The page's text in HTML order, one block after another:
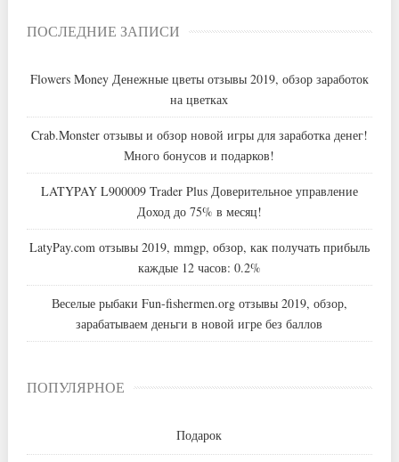
ПОСЛЕДНИЕ ЗАПИСИ
Flowers Money Денежные цветы отзывы 2019, обзор заработок
на цветках
Crab.Monster отзывы и обзор новой игры для заработка денег!
Много бонусов и подарков!
LATYPAY L900009 Trader Plus Доверительное управление
Доход до 75% в месяц!
LatyPay.com отзывы 2019, mmgp, обзор, как получать прибыль
каждые 12 часов: 0.2%
Веселые рыбаки Fun-fishermen.org отзывы 2019, обзор,
зарабатываем деньги в новой игре без баллов
ПОПУЛЯРНОЕ
Подарок